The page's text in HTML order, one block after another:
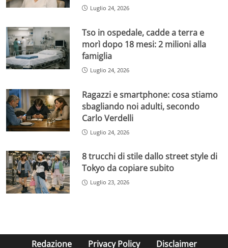
Luglio 24, 2026
Tso in ospedale, cadde a terra e
morì dopo 18 mesi: 2 milioni alla
famiglia
Luglio 24, 2026
Ragazzi e smartphone: cosa stiamo
sbagliando noi adulti, secondo
Carlo Verdelli
Luglio 24, 2026
8 trucchi di stile dallo street style di
Tokyo da copiare subito
Luglio 23, 2026
Redazione Privacy Policy Disclaimer